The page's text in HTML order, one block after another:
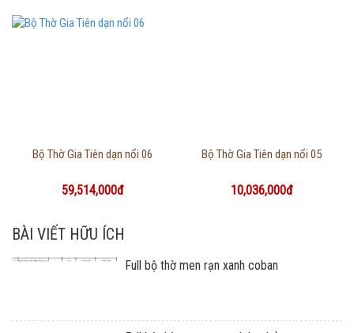
Thông tin chi tiết
Bộ Thờ Gia Tiên dạn nổi 06
59,514,000đ
Thông tin chi tiết
Bộ Thờ Gia Tiên dạn nổi 05
10,036,000đ
BÀI VIẾT HỮU ÍCH
Full bộ thờ men rạn xanh coban